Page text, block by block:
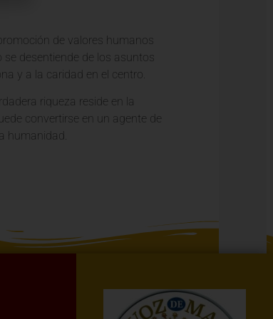
de valores humanos
desentiende de los asuntos
y a la caridad en el centro.
riqueza reside en la
convertirse en un agente de
humanidad.